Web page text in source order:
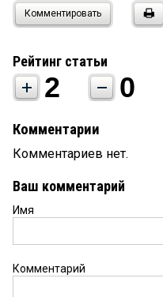
Комментировать
Рейтинг статьи
2 0
Комментарии
Комментариев нет.
Ваш комментарий
Имя
Комментарий